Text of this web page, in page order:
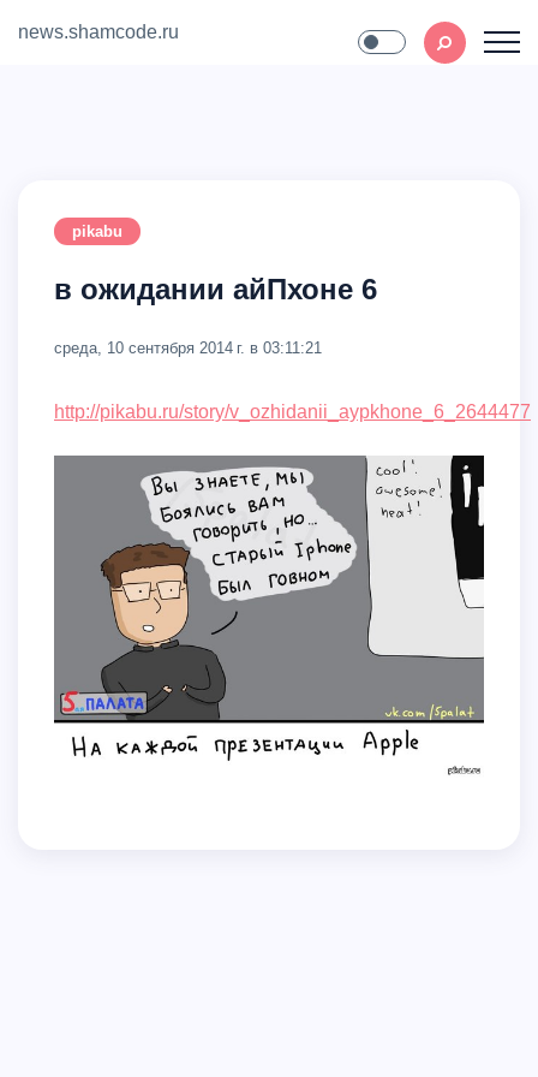
news.shamcode.ru
pikabu
в ожидании айПхоне 6
среда, 10 сентября 2014 г. в 03:11:21
http://pikabu.ru/story/v_ozhidanii_aypkhone_6_2644477